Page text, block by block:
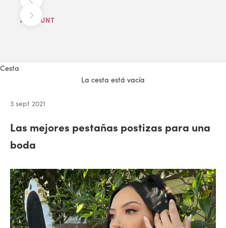
Siguiente
ACCOUNT
Cesta
La cesta está vacía
3 sept 2021
Las mejores pestañas postizas para una
boda